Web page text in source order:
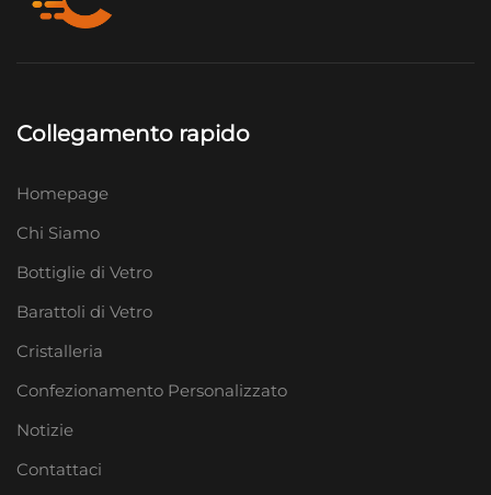
Collegamento rapido
Homepage
Chi Siamo
Bottiglie di Vetro
Barattoli di Vetro
Cristalleria
Confezionamento Personalizzato
Notizie
Contattaci